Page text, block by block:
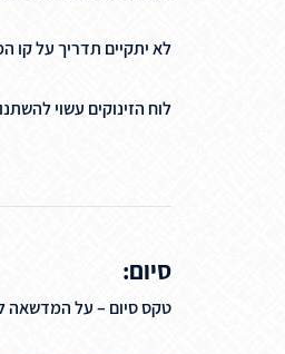
לא יתקיים תדריך על קו
לוח הזינוקים עשוי להשתנות בהתאם
סיום:
טקס סיום – על המדשאה